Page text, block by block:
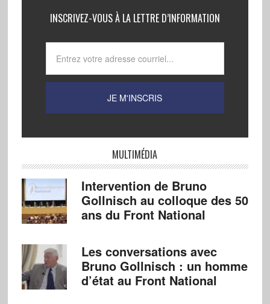
INSCRIVEZ-VOUS À LA LETTRE D’INFORMATION
MULTIMÉDIA
Intervention de Bruno
Gollnisch au colloque des 50
ans du Front National
Les conversations avec
Bruno Gollnisch : un homme
d’état au Front National